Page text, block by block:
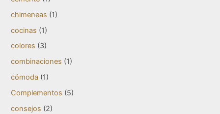
chimeneas (1)
cocinas (1)
colores (3)
combinaciones (1)
cómoda (1)
Complementos (5)
consejos (2)